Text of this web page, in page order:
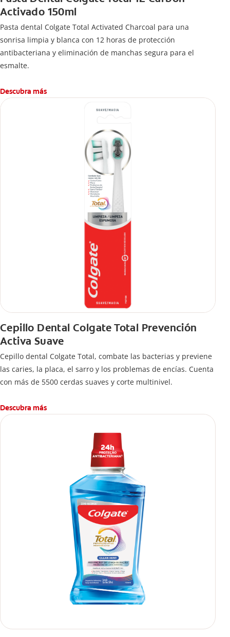
Activado 150ml
Pasta dental Colgate Total Activated Charcoal para una
sonrisa limpia y blanca con 12 horas de protección
antibacteriana y eliminación de manchas segura para el
esmalte.
Descubra más
Cepillo Dental Colgate Total Prevención
Activa Suave
Cepillo dental Colgate Total, combate las bacterias y previene
las caries, la placa, el sarro y los problemas de encías. Cuenta
con más de 5500 cerdas suaves y corte multinivel.
Descubra más